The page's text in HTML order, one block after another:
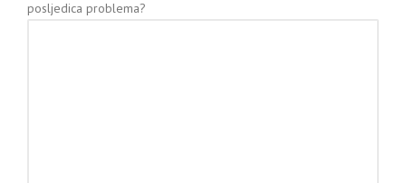
posljedica problema?